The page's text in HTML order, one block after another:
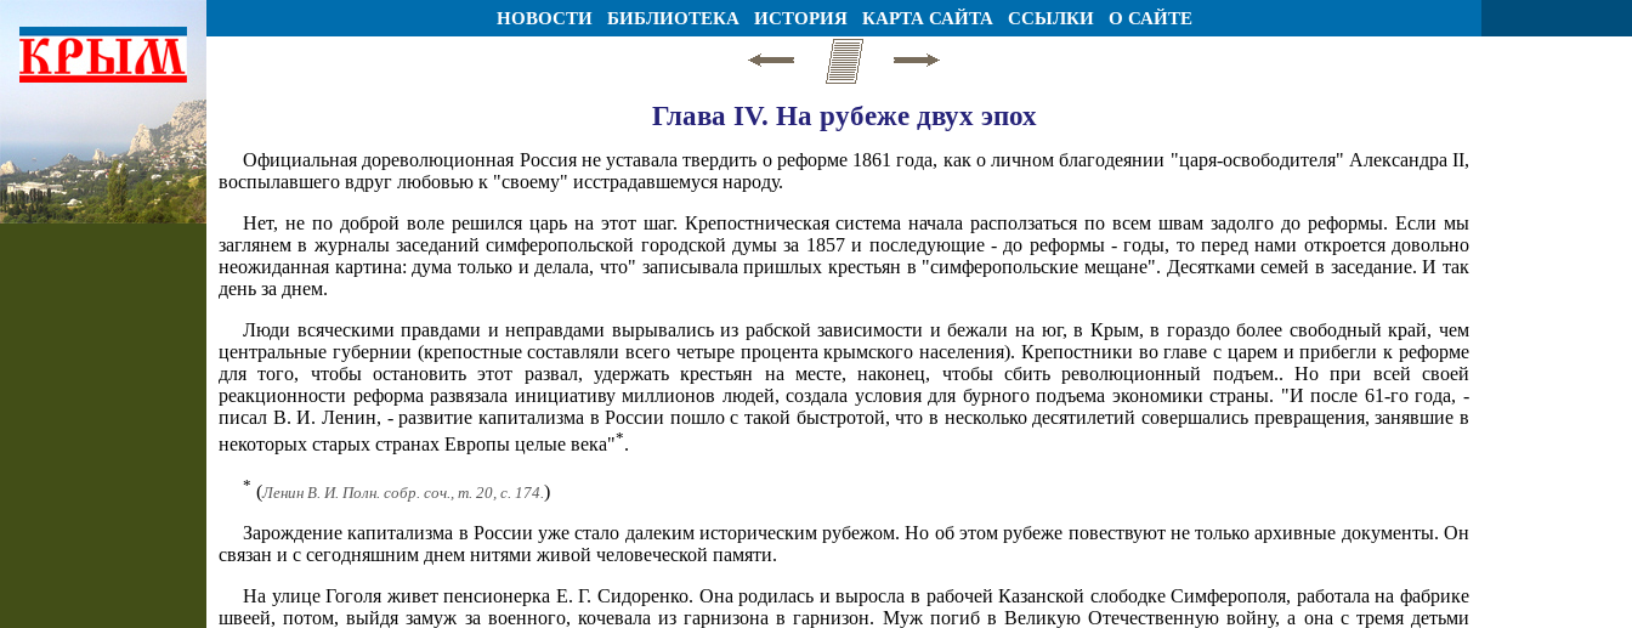
НОВОСТИ БИБЛИОТЕКА ИСТОРИЯ КАРТА САЙТА ССЫЛКИ О САЙТЕ
Глава IV. На рубеже двух эпох
Официальная дореволюционная Россия не уставала твердить о реформе 1861 года, как о личном благодеянии "царя-освободителя" Александра II,
воспылавшего вдруг любовью к "своему" исстрадавшемуся народу.
Нет, не по доброй воле решился царь на этот шаг. Крепостническая система начала расползаться по всем швам задолго до реформы. Если мы
заглянем в журналы заседаний симферопольской городской думы за 1857 и последующие - до реформы - годы, то перед нами откроется довольно
неожиданная картина: дума только и делала, что" записывала пришлых крестьян в "симферопольские мещане". Десятками семей в заседание. И так
день за днем.
Люди всяческими правдами и неправдами вырывались из рабской зависимости и бежали на юг, в Крым, в гораздо более свободный край, чем
центральные губернии (крепостные составляли всего четыре процента крымского населения). Крепостники во главе с царем и прибегли к реформе
для того, чтобы остановить этот развал, удержать крестьян на месте, наконец, чтобы сбить революционный подъем.. Но при всей своей
реакционности реформа развязала инициативу миллионов людей, создала условия для бурного подъема экономики страны. "И после 61-го года, -
писал В. И. Ленин, - развитие капитализма в России пошло с такой быстротой, что в несколько десятилетий совершались превращения, занявшие в
некоторых старых странах Европы целые века"*.
* (Ленин В. И. Полн. собр. соч., т. 20, с. 174.)
Зарождение капитализма в России уже стало далеким историческим рубежом. Но об этом рубеже повествуют не только архивные документы. Он
связан и с сегодняшним днем нитями живой человеческой памяти.
На улице Гоголя живет пенсионерка Е. Г. Сидоренко. Она родилась и выросла в рабочей Казанской слободке Симферополя, работала на фабрике
швеей, потом, выйдя замуж за военного, кочевала из гарнизона в гарнизон. Муж погиб в Великую Отечественную войну, а она с тремя детьми